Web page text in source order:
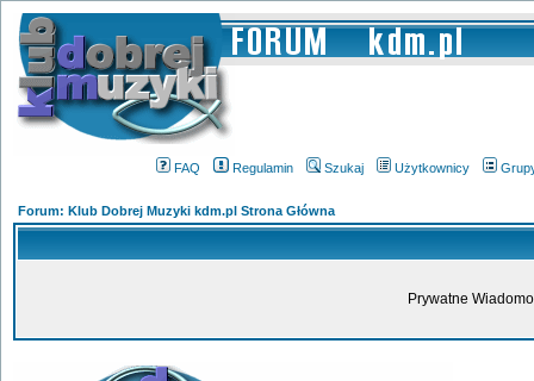
FAQ Regulamin Szukaj Użytkownicy
Forum: Klub Dobrej Muzyki kdm.pl Strona Główna
Prywatne